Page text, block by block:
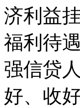
济利益
福利待
强信贷
好、收